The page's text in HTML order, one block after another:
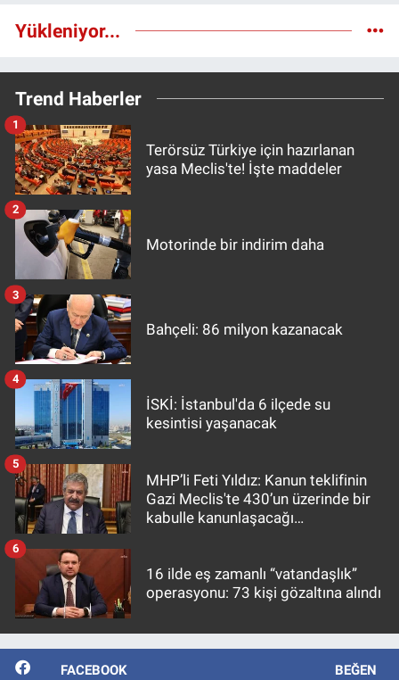
Yükleniyor...
Trend Haberler
Terörsüz Türkiye için hazırlanan
yasa Meclis'te! İşte maddeler
1
Motorinde bir indirim daha
2
Bahçeli: 86 milyon kazanacak
3
İSKİ: İstanbul'da 6 ilçede su
kesintisi yaşanacak
4
MHP’li Feti Yıldız: Kanun teklifinin
Gazi Meclis'te 430’un üzerinde bir
kabulle kanunlaşacağı
5
16 ilde eş zamanlı “vatandaşlık”
operasyonu: 73 kişi gözaltına alındı
6
FACEBOOK BEĞEN